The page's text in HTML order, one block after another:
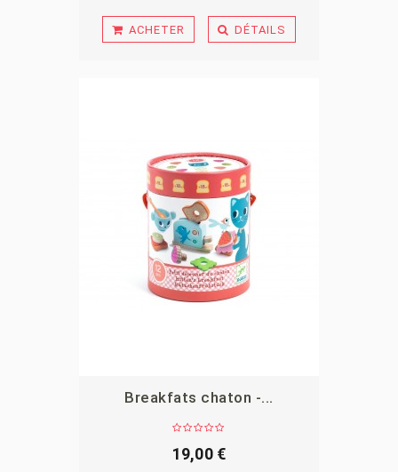
ACHETER DÉTAILS
APERÇU
Breakfats chaton -...
19,00 €